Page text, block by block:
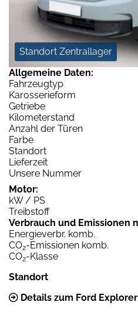
Standort Zentrallager
Allgemeine Daten:
Fahrzeugtyp
Karosserieform
Getriebe
Kilometerstand
Anzahl der Türen
Farbe
Standort
Lieferzeit
Unsere Nummer
Motor:
kW / PS
Treibstoff
Verbrauch und Emissionen
Energieverbr. komb.
CO2-Emissionen komb.
CO2-Klasse
Standort
Details zum Ford